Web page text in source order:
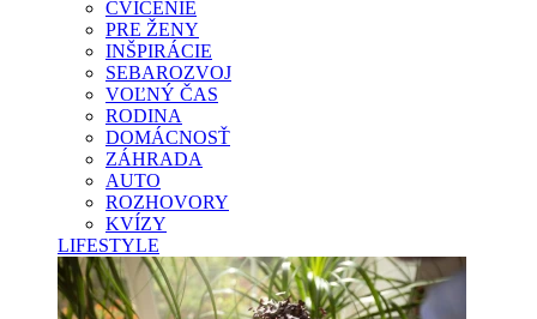
CVIČENIE
PRE ŽENY
INŠPIRÁCIE
SEBAROZVOJ
VOĽNÝ ČAS
RODINA
DOMÁCNOSŤ
ZÁHRADA
AUTO
ROZHOVORY
KVÍZY
LIFESTYLE